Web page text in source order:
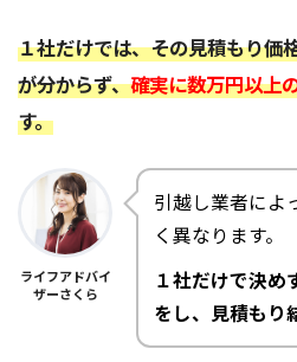
１社だけでは、その見積もり価
が分からず、確実に数万円以上
す。
ライフアドバイ
ザーさくら
引越し業者によ
く異なります。
１社だけで決め
をし、見積もり